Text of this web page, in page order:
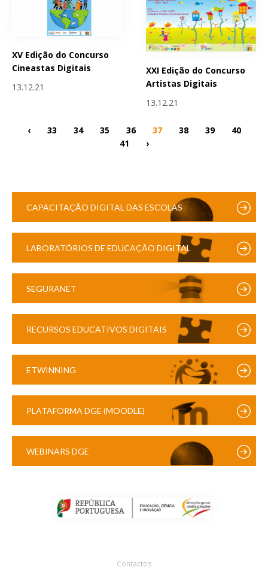
XV Edição do Concurso
Cineastas Digitais
13.12.21
XXI Edição do Concurso
Artistas Digitais
13.12.21
‹ 33 34 35 36 37 38 39
40
41
›
CAPACITAÇÃO DIGITAL DAS ESCOLAS
LABORATÓRIOS DE EDUCAÇÃO DIGITAL
SEGURANET
RECURSOS EDUCATIVOS DIGITAIS
ETWINNING
PLATAFORMA DGE (MOODLE)
WEBINARS DGE
Contactos